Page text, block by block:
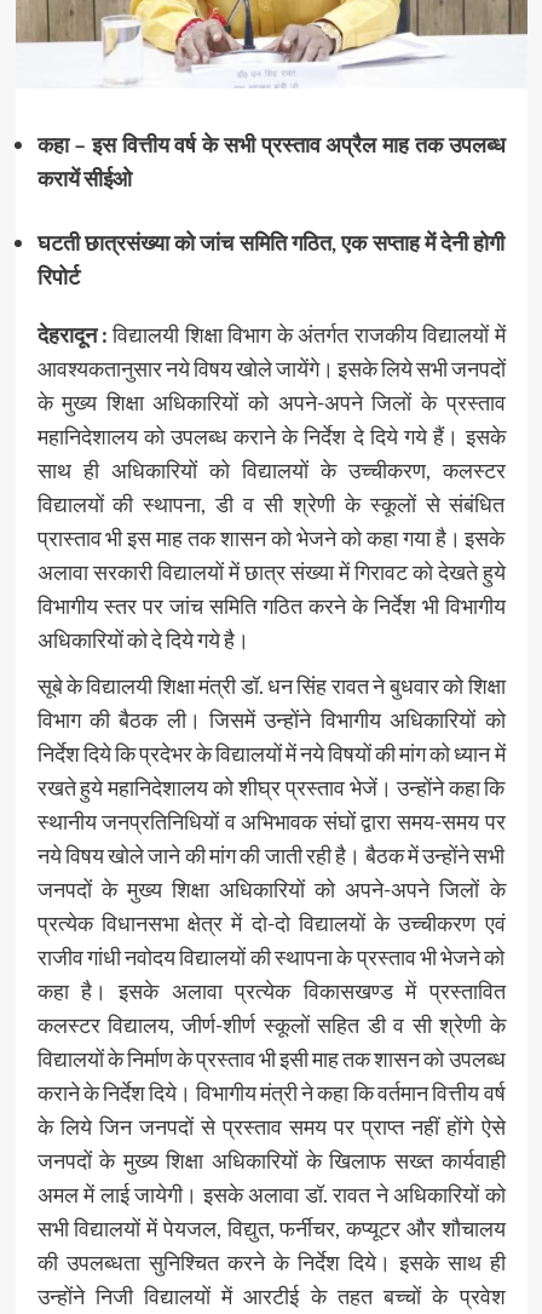
कहा – इस वित्तीय वर्ष के सभी प्रस्ताव अप्रैल माह तक उपलब्ध
करायें सीईओ
घटती छात्रसंख्या को जांच समिति गठित, एक सप्ताह में देनी होगी
रिपोर्ट
देहरादून :विद्यालयी शिक्षा विभाग के अंतर्गत राजकीय विद्यालयों में
आवश्यकतानुसार नये विषय खोले जायेंगे। इसके लिये सभी जनपदों
के मुख्य शिक्षा अधिकारियों को अपने-अपने जिलों के प्रस्ताव
महानिदेशालय को उपलब्ध कराने के निर्देश दे दिये गये हैं। इसके
साथ ही अधिकारियों को विद्यालयों के उच्चीकरण, कलस्टर
विद्यालयों की स्थापना, डी व सी श्रेणी के स्कूलों से संबंधित
प्रास्ताव भी इस माह तक शासन को भेजने को कहा गया है। इसके
अलावा सरकारी विद्यालयों में छात्र संख्या में गिरावट को देखते हुये
विभागीय स्तर पर जांच समिति गठित करने के निर्देश भी विभागीय
अधिकारियों को दे दिये गये है।
सूबे के विद्यालयी शिक्षा मंत्री डॉ. धन सिंह रावत ने बुधवार को शिक्षा
विभाग की बैठक ली। जिसमें उन्होंने विभागीय अधिकारियों को
निर्देश दिये कि प्रदेभर के विद्यालयों में नये विषयों की मांग को ध्यान में
रखते हुये महानिदेशालय को शीघ्र प्रस्ताव भेजें। उन्होंने कहा कि
स्थानीय जनप्रतिनिधियों व अभिभावक संघों द्वारा समय-समय पर
नये विषय खोले जाने की मांग की जाती रही है। बैठक में उन्होंने सभी
जनपदों के मुख्य शिक्षा अधिकारियों को अपने-अपने जिलों के
प्रत्येक विधानसभा क्षेत्र में दो-दो विद्यालयों के उच्चीकरण एवं
राजीव गांधी नवोदय विद्यालयों की स्थापना के प्रस्ताव भी भेजने को
कहा है। इसके अलावा प्रत्येक विकासखण्ड में प्रस्तावित
कलस्टर विद्यालय, जीर्ण-शीर्ण स्कूलों सहित डी व सी श्रेणी के
विद्यालयों के निर्माण के प्रस्ताव भी इसी माह तक शासन को उपलब्ध
कराने के निर्देश दिये। विभागीय मंत्री ने कहा कि वर्तमान वित्तीय वर्ष
के लिये जिन जनपदों से प्रस्ताव समय पर प्राप्त नहीं होंगे ऐसे
जनपदों के मुख्य शिक्षा अधिकारियों के खिलाफ सख्त कार्यवाही
अमल में लाई जायेगी। इसके अलावा डॉ. रावत ने अधिकारियों को
सभी विद्यालयों में पेयजल, विद्युत, फर्नीचर, कप्यूटर और शौचालय
की उपलब्धता सुनिश्चित करने के निर्देश दिये। इसके साथ ही
उन्होंने निजी विद्यालयों में आरटीई के तहत बच्चों के प्रवेश